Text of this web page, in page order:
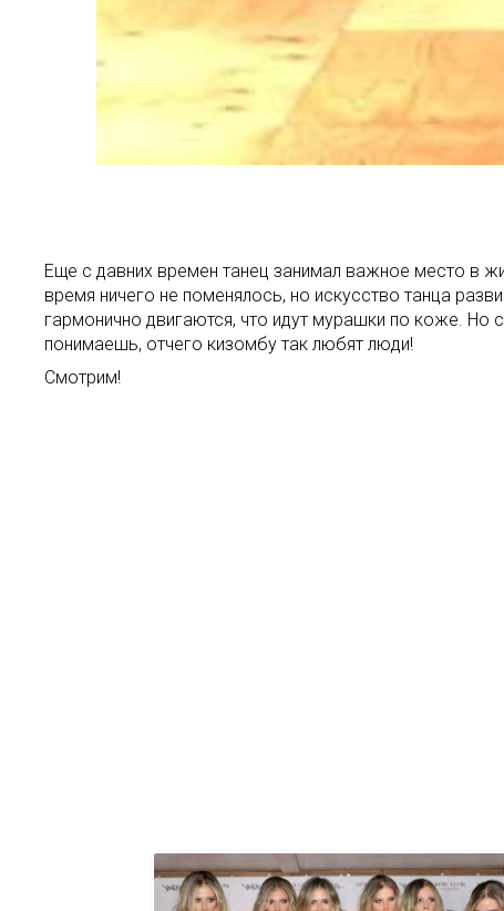
Еще с давних времен танец занимал важное место в
время ничего не поменялось, но искусство танца
гармонично двигаются, что идут мурашки по коже. Но
понимаешь, отчего кизомбу так любят люди!
Смотрим!